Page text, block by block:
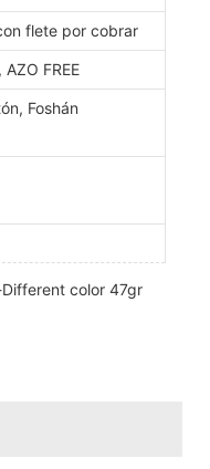
flete por cobrar
AZO FREE
Foshán